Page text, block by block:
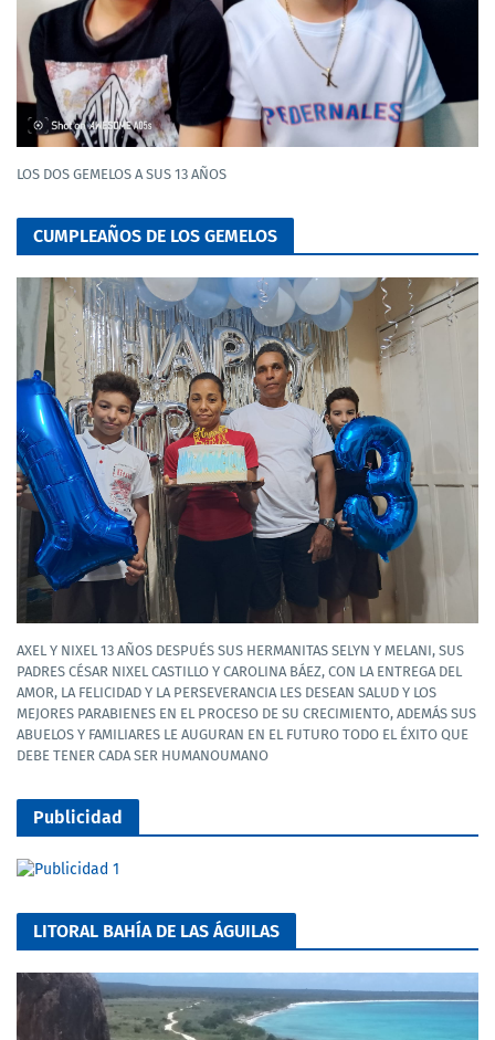
LOS DOS GEMELOS A SUS 13 AÑOS
CUMPLEAÑOS DE LOS GEMELOS
AXEL Y NIXEL 13 AÑOS DESPUÉS SUS HERMANITAS SELYN Y MELANI, SUS
PADRES CÉSAR NIXEL CASTILLO Y CAROLINA BÁEZ, CON LA ENTREGA DEL
AMOR, LA FELICIDAD Y LA PERSEVERANCIA LES DESEAN SALUD Y LOS
MEJORES PARABIENES EN EL PROCESO DE SU CRECIMIENTO, ADEMÁS SUS
ABUELOS Y FAMILIARES LE AUGURAN EN EL FUTURO TODO EL ÉXITO QUE
DEBE TENER CADA SER HUMANOUMANO
Publicidad
LITORAL BAHÍA DE LAS ÁGUILAS